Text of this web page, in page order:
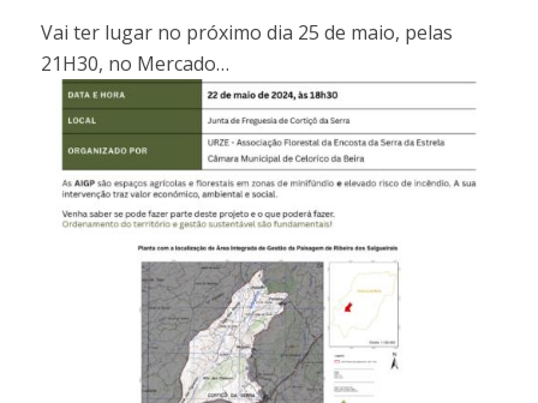
Vai ter lugar no próximo dia 25 de maio, pelas
21H30, no Mercado…